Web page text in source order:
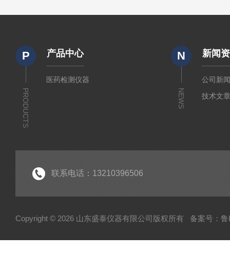
P
PRODUCTS
产品中心
医药检测仪器
N
NEWS
新闻
公司新
技术文
联系电话：13210396506
Copyright © 2026 山东盛泰仪器有限公司版权所有 备案号：